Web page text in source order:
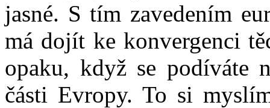
jasné. S tím zavedením
má dojít ke konvergenci
opaku, když se podíváte
části Evropy. To si